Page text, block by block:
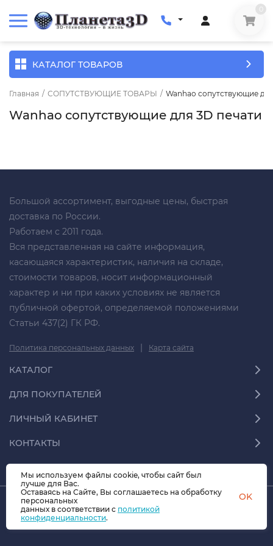
КАТАЛОГ ТОВАРОВ
Главная / СОПУТСТВУЮЩИЕ ТОВАРЫ / Wanhao сопутствующие
Wanhao сопутствующие для 3D печати
Большой ассортимент, выгодные цены, быстрая
доставка по России.
Работаем с 2011 года.
Вся представленная на сайте информация,
касающаяся характеристик, наличия на складе,
стоимости товаров, носит информационный
характер и ни при каких условиях не является
публичной офертой, определяемой положениями
Статьи 437(2) ГК РФ.
Политика персональных данных | Карта сайта
КАТАЛОГ
ДЛЯ ПОКУПАТЕЛЕЙ
ЛИЧНЫЙ КАБИНЕТ
КОНТАКТЫ
© 2026 СФЕРА-70.07 Все права защищены
Мы используем файлы cookie, чтобы сайт был
лучше для Вас.
Оставаясь на Сайте, Вы соглашаетесь на обработку
персональных
данных в соответствии с политикой
конфиденциальности.
OK